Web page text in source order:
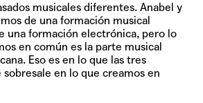
musicales diferentes. Anabel y
de una formación musical
una formación electrónica, pero lo
en común es la parte musical
Eso es en lo que las tres
en lo que creamos en